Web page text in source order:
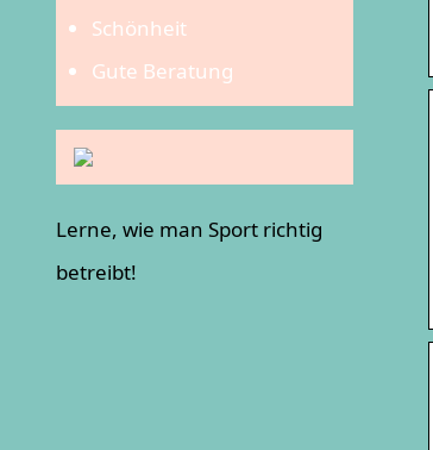
Schönheit
Gute Beratung
Lerne, wie man Sport richtig
betreibt!